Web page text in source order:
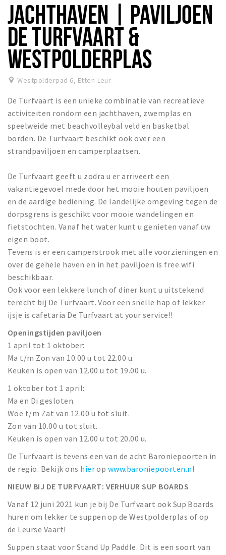
Bezienswaardigheden
Musea, theaters & podia
Uitjes & activiteiten
Toeristische routes
Sport
Privacy
Inloggen
JACHTHAVEN | PAVILJOEN
DE TURFVAART &
WESTPOLDERPLAS
Westpolderpad 6, Etten-Leur
De Turfvaart is een unieke combinatie van recreatieve
activiteiten rondom een jachthaven, zwemplas en
speelweide met beachvolleybal veld en basketbal
borden. De Turfvaart beschikt ook over een
strandpaviljoen en camperplaatsen.
De Turfvaart geeft u zodra u er arriveert een
vakantiegevoel mede door het mooie houten paviljoen
en de aardige bediening. De landelijke omgeving tegen de
dorpsgrens is geschikt voor mooie wandelingen en
fietstochten. Vanaf het water kunt u genieten vanaf uw
eigen boot.
Tevens is er een camperstrook met alle voorzieningen en
over de gehele haven en in het paviljoen is free wifi
beschikbaar.
Ook voor een lekkere lunch of diner kunt u uitstekend
terecht bij De Turfvaart. Voor een snelle hap of lekker
ijsje is cafetaria De Turfvaart at your service!!
Openingstijden paviljoen
1 april tot 1 oktober:
Ma t/m Zon van 10.00 u tot 22.00 u.
Keuken is open van 12.00 u tot 19.00 u.
1 oktober tot 1 april:
Ma en Di gesloten.
Woe t/m Zat van 12.00 u tot sluit.
Zon van 10.00 u tot sluit.
Keuken is open van 12.00 u tot 20.00 u.
De Turfvaart is tevens een van de acht Baroniepoorten in
de regio. Bekijk ons hierop www.baroniepoorten.nl
NIEUW BIJ DE TURFVAART: VERHUUR SUP BOARDS
Vanaf 12 juni 2021 kun je bij De Turfvaart ook Sup Boards
huren om lekker te suppen op de Westpolderplas of op
de Leurse Vaart!
Suppen staat voor Stand Up Paddle. Dit is een soort van